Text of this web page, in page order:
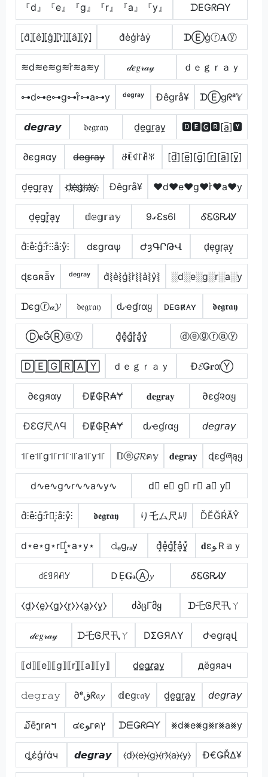
『d』『e』『g』『r』『a』『y』 ᗪEGᖇᗩY
⦏d̂⦎⦏ê⦎⦏ĝ⦎⦏r̂⦎⦎⦏â⦎⦏ŷ⦎ d̾e̾g̾r̾a̾y̾ ᗪⒺģⓡ𝐀ⓨ
≋d≋e≋g≋r͛≋a≋y 𝒹𝑒𝑔𝓇𝒶𝓎 ｄｅｇｒａｙ
⊶d⊶e⊶g⊶r̊⊶a⊶y ᵈᵉᵍʳᵃʸ Ðêgrå¥ ᗪⒺgᖇᵃ𝕐
𝙙𝙚𝙜𝙧𝙖𝙮 𝔡𝔢𝔤𝔯𝔞𝔶 d̼e̼g̼r̼a̼y̼ 🅳🅴🅶🆁[a̲̅]🆈
∂єgяαу d̶e̶g̶r̶a̶y̶ ꁕꍟꁍ꒓ꋫꐟ [d̲̅][e̲̅][g̲̅][r̲̅]̼[a̲̅][y̲̅]
d͎e͎g͎r͎a͎y͎ d҉e҉g҉r҉a҉y҉ Ðêgrå¥ ♥d♥e♥g♥r͛♥a♥y
d͎e͎g͎r͎͓̽a͎y͎ 𝕕𝕖𝕘𝕣𝕒𝕪 9ގƐs6l ᎴᏋᎶᏒᏗᎩ
d̊⫶e̊⫶g̊⫶r̊⫶⫶å⫶ẙ⫶ dεgrαψ ԺȝԳՐԹՎ d̟e̟g̟r̟a̟y̟
ɖɛɢʀǟʏ ᵈᵉᵍʳᵃʸ d͛⦚e͛⦚g͛⦚r͛⦚⦚a͛⦚y͛⦚ ░d░e░g░r░a░y
ᗪєgⓡ𝒶𝓨 𝔡𝔢𝔤𝔯𝔞𝔶 ԃҽɠɾαყ ᴅᴇɢʀ̷ᴀʏ 𝖉𝖊𝖌𝖗𝖆𝖞
Ⓓ𝐞ĞⓇⓐⓨ d͓̽e͓̽g͓̽r͓̽a͓̽y͓̽ ⓓⓔⓖⓡⓐⓨ
🄳🄴🄶🅁🄰🅈 ｄｅｇｒａｙ Đ𝓔Ǥ𝐫αⓎ
∂єgяαу ĐɆ₲Ɽ₳Ɏ 𝐝𝐞𝐠𝐫𝐚𝐲 ∂εɠ૨αყ
ÐƐƓ尺ΛϤ ĐɆ₲Ɽ̼₳Ɏ ԃҽɠɾαყ 𝘥𝘦𝘨𝘳𝘢𝘺
꜉꜍e꜉꜍g꜉꜍r꜉꜍꜉꜍a꜉꜍y꜉꜍ 𝔻ⓔ𝓖𝓡ค𝕪 𝐝𝐞𝐠𝐫𝐚𝐲 ɖɛɠཞąყ
d∿e∿g∿r∿∿a∿y∿ d⃣ e⃣ g⃣ r⃣ a⃣ y⃣
d̊⫶e̊⫶g̊⫶r̊⫶͎⫶å⫶ẙ⫶ 𝖉𝖊𝖌𝖗𝖆𝖞 り乇ム尺ﾑﾘ ĎĔĞŔĂŶ
d⋆e⋆g⋆r⋆͎͍͐⋆a⋆y⋆ 𝚍ₑgᵣₐy d͓̽e͓̽g͓̽r͓̽̾a͓̽y͓̽ 𝐝εﻮＲ𝕒ｙ
꒯ꏂꍌꋪꋬꌦ ＤẸ𝐆𝓇Ⓐ𝔂 ᎴᏋᎶᏒᏗᎩ
⧼d̼⧽⧼e̼⧽⧼g̼⧽⧼r̼⧽⧽⧼a̼⧽⧼y̼⧽ ძპცΓმყ ᗪ乇Ꮆ尺卂ㄚ
𝒹𝑒𝑔𝓇𝒶𝓎 ᗪ乇Ꮆ尺卂ㄚ DΣGЯΛY ժҽցɾąվ
⟦d⟧⟦e⟧⟦g⟧⟦r⟧̲̅⟦a⟧⟦y⟧ d̲e̲g̲r̷̲a̲y̲ дёgяач
𝚍𝚎𝚐𝚛𝚊𝚢 ∂ᵉقᖇ𝔞𝔂 𝕕𝕖g𝔯𝔞𝕪 d̺e̺g̺r̺a̺y̺ 𝘥𝘦𝘨𝘳𝘢𝘺
໓ēງrคฯ ๔єﻮгคץ ᗪᗴǤᖇᗩƳ ⨳d⨳e⨳g⨳r⨳a⨳y
ȡέģŕάч 𝙙𝙚𝙜𝙧𝙖𝙮 ⦑d⦒⦑e⦒⦑g⦒⦑r⦒̂⦑a⦒⦑y⦒ Đ€ǤŘΔ¥